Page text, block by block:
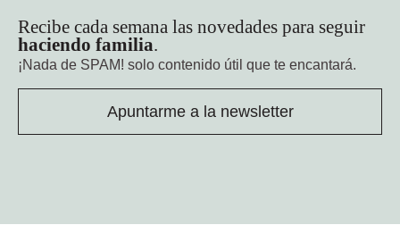
Recibe cada semana las novedades para seguir
haciendo familia.
¡Nada de SPAM! solo contenido útil que te encantará.
Apuntarme a la newsletter